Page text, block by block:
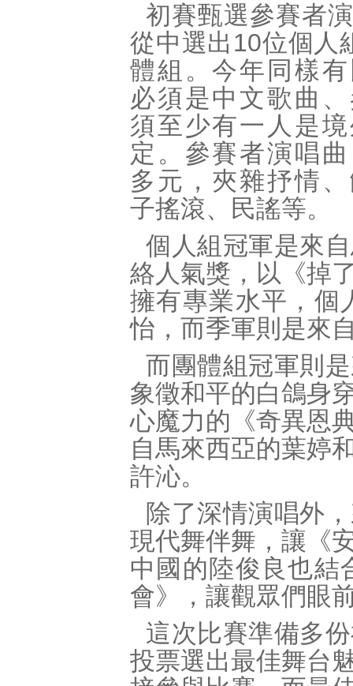
初賽甄選參賽者
從中選出10位個人
體組。今年同樣
必須是中文歌曲
須至少有一人是
定。參賽者演唱
多元，夾雜抒情
子搖滾、民謠等。
個人組冠軍是來
絡人氣獎，以《掉
擁有專業水平，個
怡，而季軍則是來
而團體組冠軍則
象徵和平的白鴿身
心魔力的《奇異恩
自馬來西亞的葉婷
許沁。
除了深情演唱外
現代舞伴舞，讓《
中國的陸俊良也結
會》，讓觀眾們眼
這次比賽準備多
投票選出最佳舞台